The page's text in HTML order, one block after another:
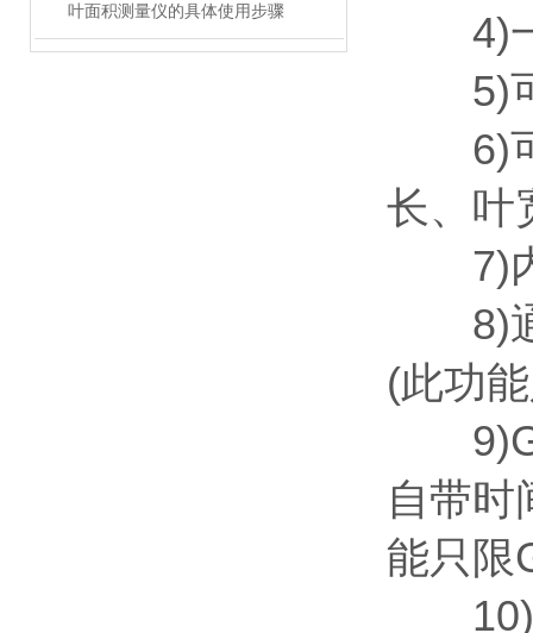
叶面积测量仪的具体使用步骤
4)一
5)可
6)可
长、叶
7)内
8)通
(此功
自带时
能只限
10)